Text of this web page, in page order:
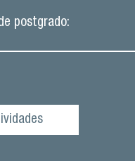
postgrado: